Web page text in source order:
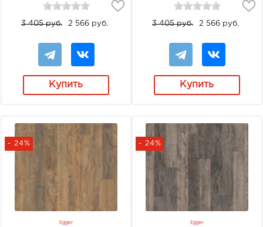
светлый
3 405 руб. 2 566 руб.
Купить
натуральный
3 405 руб. 2 566 руб.
Купить
- 24%
Egger
- 24%
Egger